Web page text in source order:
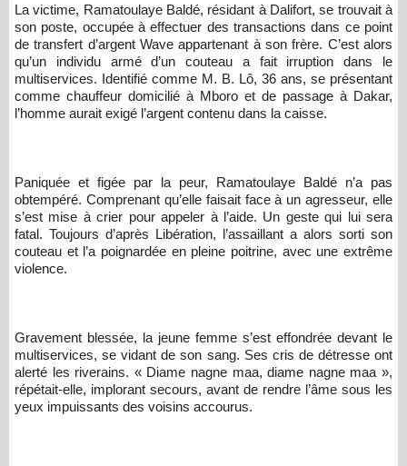
La victime, Ramatoulaye Baldé, résidant à Dalifort, se trouvait à
son poste, occupée à effectuer des transactions dans ce point
de transfert d’argent Wave appartenant à son frère. C’est alors
qu’un individu armé d’un couteau a fait irruption dans le
multiservices. Identifié comme M. B. Lô, 36 ans, se présentant
comme chauffeur domicilié à Mboro et de passage à Dakar,
l’homme aurait exigé l’argent contenu dans la caisse.
Paniquée et figée par la peur, Ramatoulaye Baldé n’a pas
obtempéré. Comprenant qu’elle faisait face à un agresseur, elle
s’est mise à crier pour appeler à l’aide. Un geste qui lui sera
fatal. Toujours d’après Libération, l’assaillant a alors sorti son
couteau et l’a poignardée en pleine poitrine, avec une extrême
violence.
Gravement blessée, la jeune femme s’est effondrée devant le
multiservices, se vidant de son sang. Ses cris de détresse ont
alerté les riverains. « Diame nagne maa, diame nagne maa »,
répétait-elle, implorant secours, avant de rendre l’âme sous les
yeux impuissants des voisins accourus.